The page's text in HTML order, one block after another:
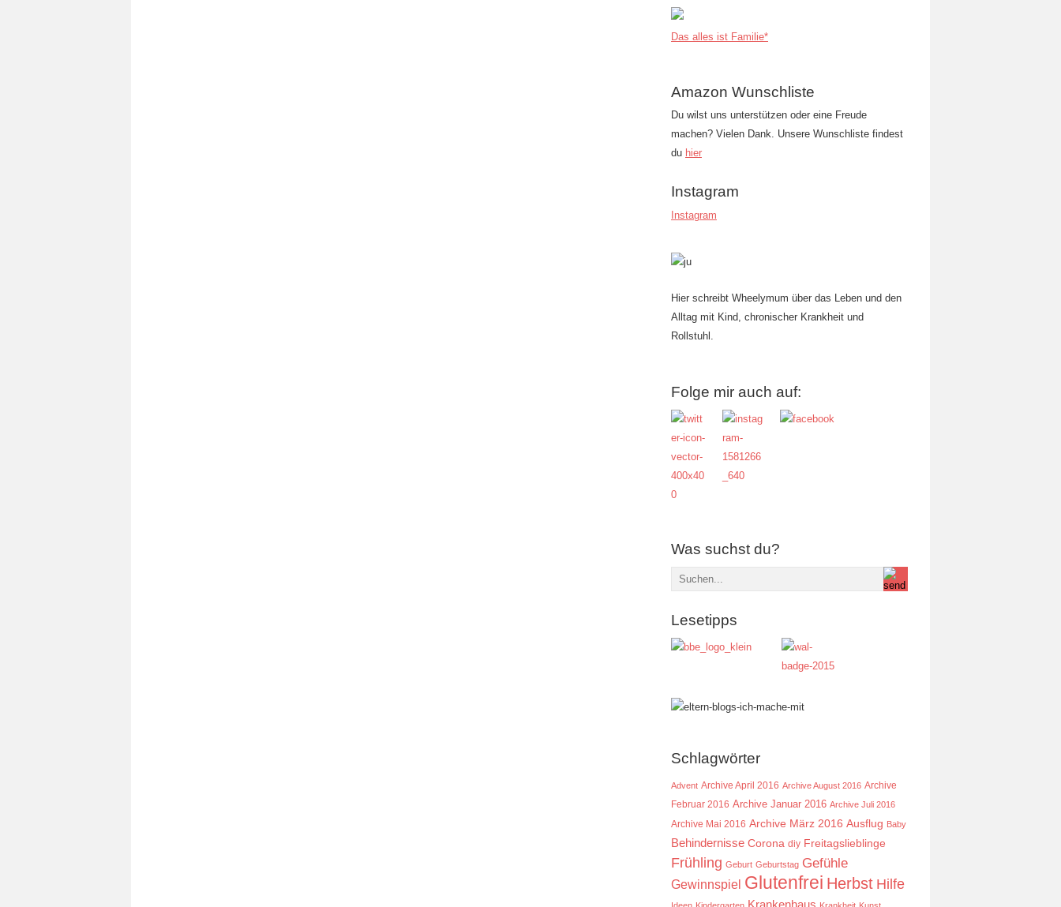
Das alles ist Familie*
Amazon Wunschliste
Du wilst uns unterstützen oder eine Freude
machen? Vielen Dank. Unsere Wunschliste findest
du hier
Instagram
Instagram
Hier schreibt Wheelymum über das Leben und den
Alltag mit Kind, chronischer Krankheit und
Rollstuhl.
Folge mir auch auf:
Was suchst du?
Lesetipps
Schlagwörter
Advent Archive April 2016 Archive August 2016 Archive
Februar 2016 Archive Januar 2016 Archive Juli 2016
Archive Mai 2016 Archive März 2016 Ausflug Baby
Behindernisse Corona diy Freitagslieblinge
Frühling Geburt Geburtstag Gefühle
Gewinnspiel Glutenfrei Herbst Hilfe
Krankenhaus